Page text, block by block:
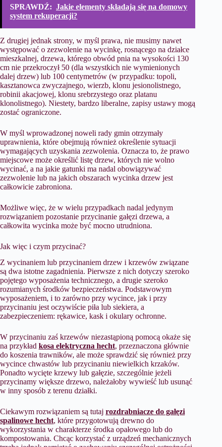
SPRAWDŹ: Jakie elementy składają się na domowy
system rekuperacji?
Z drugiej jednak strony, w myśl prawa, nie musimy nawet
występować o zezwolenie na wycinkę, rosnącego na działce
mieszkalnej, drzewa, którego obwód pnia na wysokości 130
cm nie przekroczył 50 (dla wszystkich nie wymienionych
dalej drzew) lub 100 centymetrów (w przypadku: topoli,
kasztanowca zwyczajnego, wierzb, klonu jesionolistnego,
robinii akacjowej, klonu srebrzystego oraz platanu
klonolistnego). Niestety, bardzo liberalne, zapisy ustawy mogą
zostać ograniczone.
W myśl wprowadzonej noweli rady gmin otrzymały
uprawnienia, które obejmują również określenie sytuacji
wymagających uzyskania zezwolenia. Oznacza to, że prawo
miejscowe może określić listę drzew, których nie wolno
wycinać, a na jakie gatunki ma nadal obowiązywać
zezwolenie lub na jakich obszarach wycinka drzew jest
całkowicie zabroniona.
Możliwe więc, że w wielu przypadkach nadal jedynym
rozwiązaniem pozostanie przycinanie gałęzi drzewa, a
całkowita wycinka może być mocno utrudniona.
Jak więc i czym przycinać?
Z wycinaniem lub przycinaniem drzew i krzewów związane
są dwa istotne zagadnienia. Pierwsze z nich dotyczy szeroko
pojętego wyposażenia technicznego, a drugie szeroko
rozumianych środków bezpieczeństwa. Podstawowym
wyposażeniem, i to zarówno przy wycince, jak i przy
przycinaniu jest oczywiście piła lub siekiera, a
zabezpieczeniem: rękawice, kask i okulary ochronne.
W przycinaniu zaś krzewów niezastąpioną pomocą okaże się
na przykład kosa elektryczna hecht, przeznaczona głównie
do koszenia trawników, ale może sprawdzić się również przy
wycince chwastów lub przycinaniu niewielkich krzaków.
Ponadto wycięte krzewy lub gałęzie, szczególnie jeżeli
przycinamy większe drzewo, należałoby wywieść lub usunąć
w inny sposób z terenu działki.
Ciekawym rozwiązaniem są tutaj rozdrabniacze do gałęzi
spalinowe hecht, które przygotowują drewno do
wykorzystania w charakterze środka opałowego lub do
kompostowania. Chcąc korzystać z urządzeń mechanicznych